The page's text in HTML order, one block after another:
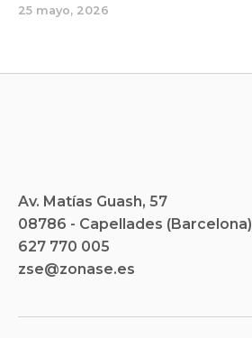
25 mayo, 2026
Av. Matías Guash, 57
08786 - Capellades (Barcelona)
627 770 005
zse@zonase.es